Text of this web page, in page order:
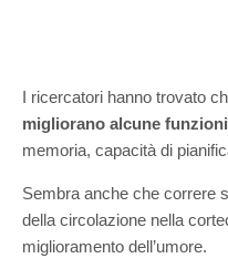
I ricercatori hanno trovato
migliorano alcune
memoria, capacità di
Sembra anche che correre
della circolazione nella
miglioramento dell’umore.